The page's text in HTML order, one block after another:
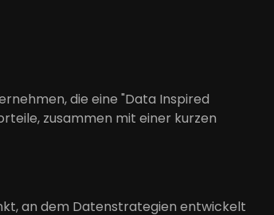
die eine "Data Inspired
zusammen mit einer kurzen
an dem Datenstrategien entwickelt